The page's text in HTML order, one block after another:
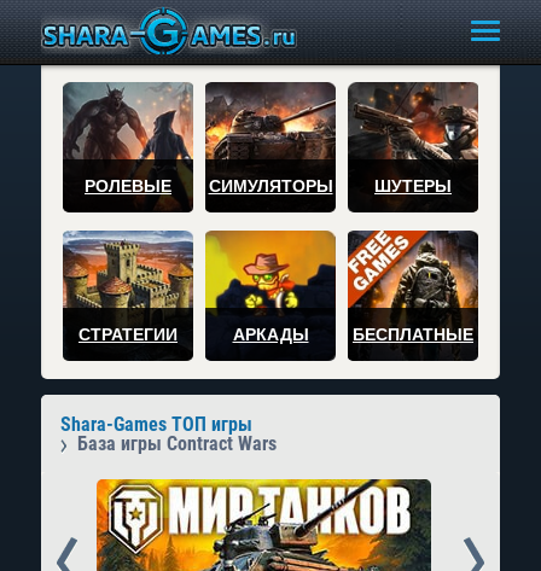
РОЛЕВЫЕ СИМУЛЯТОРЫ ШУТЕРЫ
СТРАТЕГИИ АРКАДЫ БЕСПЛАТНЫЕ
Shara-Games ТОП игры
База игры Contract Wars
Prev